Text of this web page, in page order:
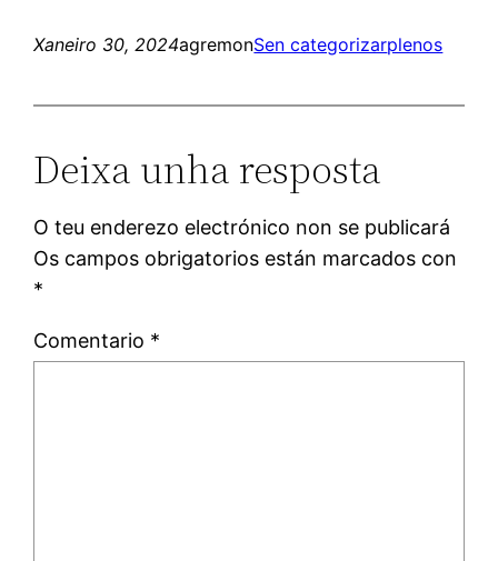
Xaneiro 30, 2024agremonSen categorizarplenos
Deixa unha resposta
O teu enderezo electrónico non se publicará
Os campos obrigatorios están marcados con
*
Comentario *